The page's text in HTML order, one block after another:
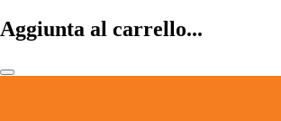
Aggiunta al carrello...